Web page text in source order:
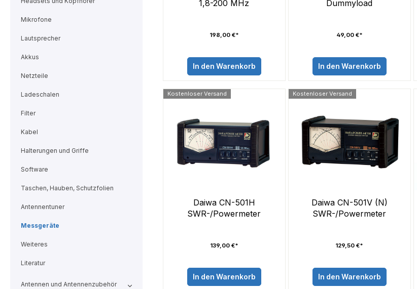
Mikrofone
Lautsprecher
Akkus
Netzteile
Ladeschalen
Filter
Kabel
Halterungen und Griffe
Software
Taschen, Hauben, Schutzfolien
Antennentuner
Messgeräte
Weiteres
Literatur
Antennen und Antennenzubehör
1,8-200 MHz
198,00 €*
In den Warenkorb
Dummyload
49,00 €*
In den Warenkorb
Kostenloser Versand
Daiwa CN-501H
SWR-/Powermeter
139,00 €*
In den Warenkorb
Kostenloser Versand
Daiwa CN-501V (N)
SWR-/Powermeter
129,50 €*
In den Warenkorb